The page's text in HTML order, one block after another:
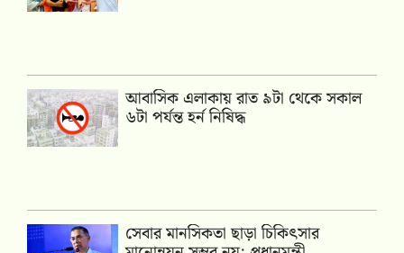
আবাসিক এলাকায় রাত ৯টা থেকে সকাল
৬টা পর্যন্ত হর্ন নিষিদ্ধ
সেবার মানসিকতা ছাড়া চিকিৎসার